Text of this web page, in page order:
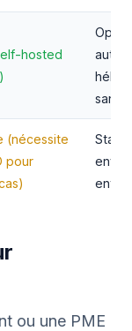
hosted
auto-
sans
(nécessite
pour
ou une PME